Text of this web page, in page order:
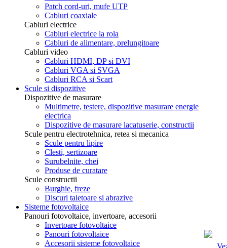
Patch cord-uri, mufe UTP
Cabluri coaxiale
Cabluri electrice
Cabluri electrice la rola
Cabluri de alimentare, prelungitoare
Cabluri video
Cabluri HDMI, DP si DVI
Cabluri VGA si SVGA
Cabluri RCA si Scart
Scule si dispozitive
Dispozitive de masurare
Multimetre, testere, dispozitive masurare energie
electrica
Dispozitive de masurare lacatuserie, constructii
Scule pentru electrotehnica, retea si mecanica
Scule pentru lipire
Clesti, sertizoare
Surubelnite, chei
Produse de curatare
Scule constructii
Burghie, freze
Discuri taietoare si abrazive
Sisteme fotovoltaice
Panouri fotovoltaice, invertoare, accesorii
Invertoare fotovoltaice
Panouri fotovoltaice
Accesorii sisteme fotovoltaice